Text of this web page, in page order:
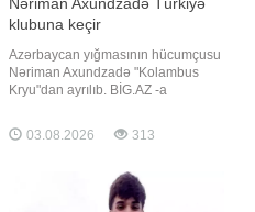
klubuna keçir
Azərbaycan yığmasının hücumçusu
Nəriman Axundzadə "Kolambus
Kryu"dan ayrılıb. BİG.AZ -a
forvard karyerasını Türkiyədə
davam etdirəcək. O, gələn
mübarizə aparacaq
"Erzurumspor"la danışıqları uğurla
03.08.2026 313